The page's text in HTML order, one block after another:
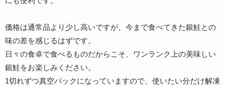
価格は通常品より少し高いですが、今まで食べてきた銀鮭との
味の差を感じるはずです。
日々の食卓で食べるものだからこそ、ワンランク上の美味しい
銀鮭をお楽しみください。
1切れずつ真空パックになっていますので、使いたい分だけ解凍